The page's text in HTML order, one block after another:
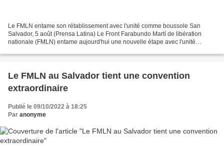
Le FMLN entame son rétablissement avec l'unité comme boussole San
Salvador, 5 août (Prensa Latina) Le Front Farabundo Martí de libération
nationale (FMLN) entame aujourd'hui une nouvelle étape avec l'unité
Le FMLN au Salvador tient une convention
extraordinaire
Publié le 09/10/2022 à 18:25
Par anonyme